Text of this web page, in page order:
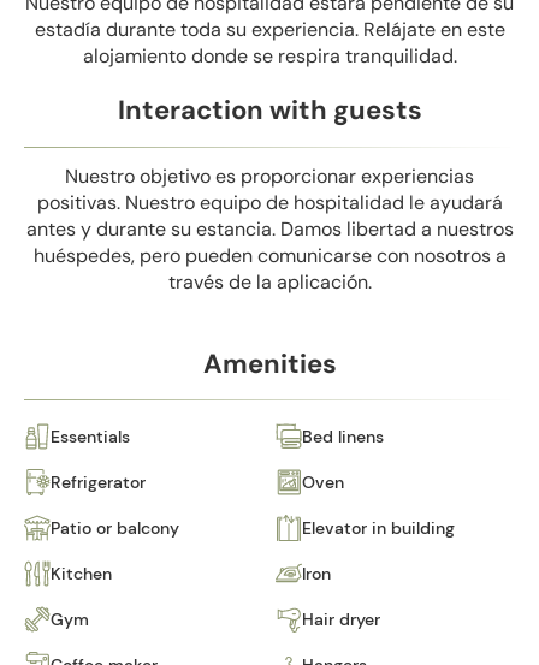
estadía durante toda su experiencia. Relájate en este
alojamiento donde se respira tranquilidad.
Interaction with guests
Nuestro objetivo es proporcionar experiencias
positivas. Nuestro equipo de hospitalidad le ayudará
antes y durante su estancia. Damos libertad a nuestros
huéspedes, pero pueden comunicarse con nosotros a
través de la aplicación.
Amenities
Essentials Bed linens
Refrigerator Oven
Patio or balcony Elevator in building
Kitchen Iron
Gym Hair dryer